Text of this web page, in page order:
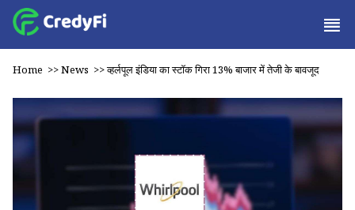
Home >>News >>व्हर्लपूल इंडिया का स्टॉक गिरा 13% बाजार में तेजी के बावजूद